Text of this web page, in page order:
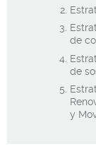
de
de
y